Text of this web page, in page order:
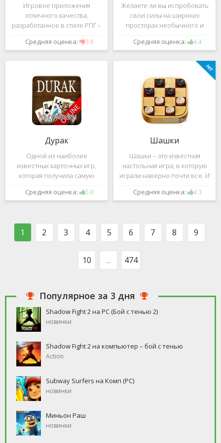
Игровое приложения
отличного качества,
разработанное в стиле РПГ –
это, конечно же, Dark
Avenger. В ней вы сможете
большое количество
проблем на свою
Средняя оценка: 3.8
Желаете ли вы испробовать
свои силы на широких
просторах необычного и
удивительного мира,
который наполнен
Если да, тогда вам к нам. Игра,
которую мы вам предложим
ниже и о
Средняя оценка: 4.4
Дурак
Одной из наиболее
известных карточных игр,
которая получила самую
большую известность среди
всех людей всех возрастных
такого человека, который бы
Средняя оценка: 5.0
Шашки
Шашки – это известная
настольная игра, в которую
играли наверно почти все. И
это не странно. Эта игра
имеет не сложные правила и
свободное время, но
Средняя оценка: 4.3
1 2 3 4 5 6 7 8 9
10 ... 474
Популярное за 3 дня
Shadow Fight 2 на PC (Бой с тенью 2)
новинки
Shadow Fight 2 на компьютер – бой с тенью
Action
Subway Surfers на Комп (PC)
новинки
Миньон Раш
новинки